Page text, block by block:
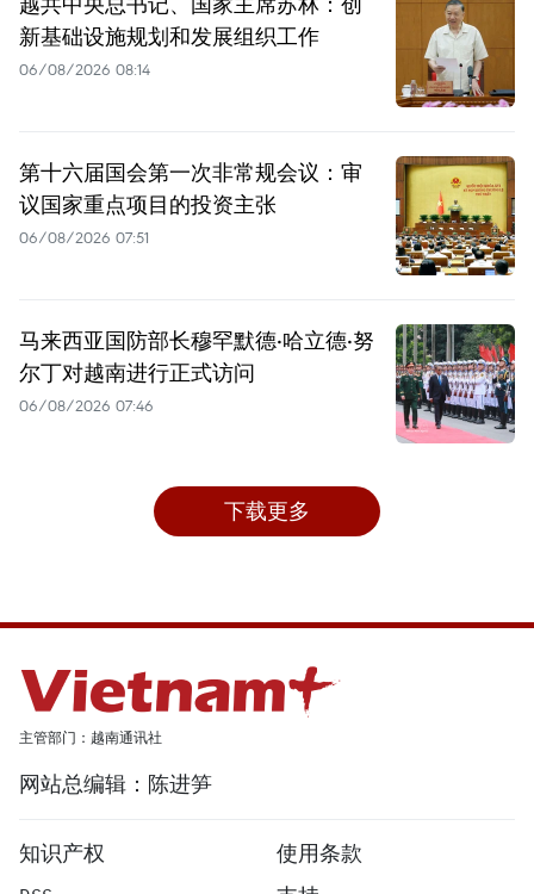
新基础设施规划和发展组织工作
06/08/2026 08:14
第十六届国会第一次非常规会议：审
议国家重点项目的投资主张
06/08/2026 07:51
马来西亚国防部长穆罕默德·哈立德·努
尔丁对越南进行正式访问
06/08/2026 07:46
下载更多
主管部门：越南通讯社
网站总编辑：陈进笋
知识产权
使用条款